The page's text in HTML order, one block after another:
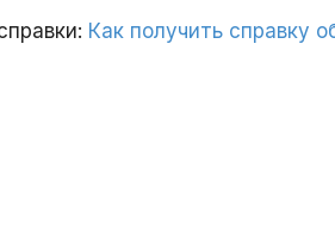
Как получить справку